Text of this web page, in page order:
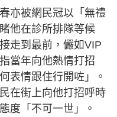
亦被網民冠以「無禮
他在診所排隊等候
走到最前，儼如VIP
當年向他熱情打招
表情跟住行開咗」。
在街上向他打招呼時
度「不可一世」。